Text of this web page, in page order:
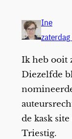
Ine
Ik heb ooit
Diezelfde
de kask
Triestig.